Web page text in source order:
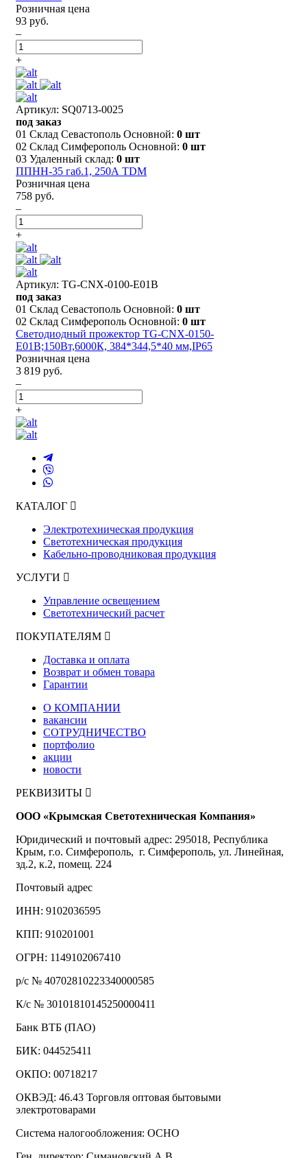
Розничная цена
93 руб.
–
+
Артикул: SQ0713-0025
под заказ
01 Склад Севастополь Основной: 0 шт
02 Склад Симферополь Основной: 0 шт
03 Удаленный склад: 0 шт
ППНН-35 габ.1, 250А TDM
Розничная цена
758 руб.
–
+
Артикул: TG-CNX-0100-E01B
под заказ
01 Склад Севастополь Основной: 0 шт
02 Склад Симферополь Основной: 0 шт
Светодиодный прожектор TG-CNX-0150-
E01B;150Вт,6000К, 384*344,5*40 мм,IP65
Розничная цена
3 819 руб.
–
+
КАТАЛОГ
Электротехническая продукция
Светотехническая продукция
Кабельно-проводниковая продукция
УСЛУГИ
Управление освещением
Светотехнический расчет
ПОКУПАТЕЛЯМ
Доставка и оплата
Возврат и обмен товара
Гарантии
О КОМПАНИИ
вакансии
СОТРУДНИЧЕСТВО
портфолио
акции
новости
РЕКВИЗИТЫ
ООО «Крымская Светотехническая Компания»
Юридический и почтовый адрес: 295018, Республика
Крым, г.о. Симферополь, г. Симферополь, ул. Линейная,
зд.2, к.2, помещ. 224
Почтовый адрес
ИНН: 9102036595
КПП: 910201001
ОГРН: 1149102067410
р/с № 40702810223340000585
К/с № 30101810145250000411
Банк ВТБ (ПАО)
БИК: 044525411
ОКПО: 00718217
ОКВЭД: 46.43 Торговля оптовая бытовыми
электротоварами
Система налогообложения: ОСНО